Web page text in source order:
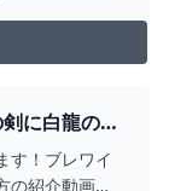
に白龍の角
す！ブレワイ
の紹介動画